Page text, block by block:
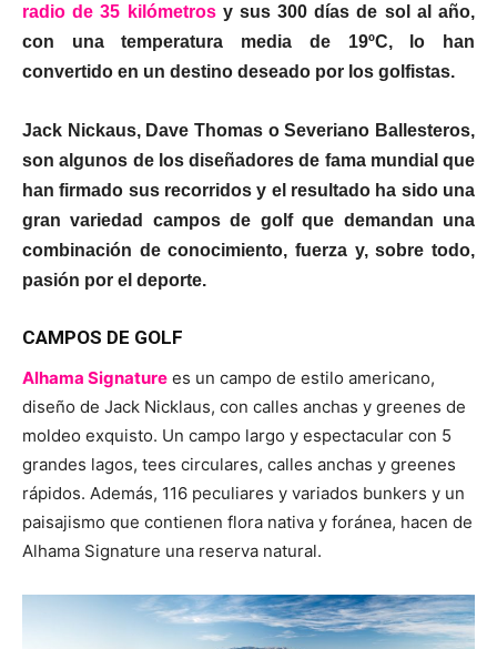
radio de 35 kilómetrosy sus 300 días de sol al año,
con una temperatura media de 19ºC, lo han
convertido en un destino deseado por los golfistas.
Jack Nickaus, Dave Thomas o Severiano Ballesteros,
son algunos de los diseñadores de fama mundial que
han firmado sus recorridos y el resultado ha sido una
gran variedad campos de golf que demandan una
combinación de conocimiento, fuerza y, sobre todo,
pasión por el deporte.
CAMPOS DE GOLF
Alhama Signature es un campo de estilo americano,
diseño de Jack Nicklaus, con calles anchas y greenes de
moldeo exquisto. Un campo largo y espectacular con 5
grandes lagos, tees circulares, calles anchas y greenes
rápidos. Además, 116 peculiares y variados bunkers y un
paisajismo que contienen flora nativa y foránea, hacen de
Alhama Signature una reserva natural.